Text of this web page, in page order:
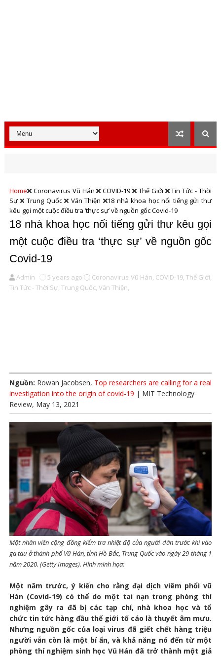
Home Coronavirus Vũ Hán COVID-19 Thế Giới
Tin Tức - Thời
Sự
Trung Quốc Văn Thiện
18 nhà khoa học nổi tiếng gửi thư
kêu gọi một cuộc điều tra ‘thực sự’ về nguồn gốc Covid-19
18 nhà khoa học nổi tiếng gửi thư kêu gọi
một cuộc điều tra ‘thực sự’ về nguồn gốc
Covid-19
Admin 5 years ago Coronavirus Vũ Hán, COVID-19, Thế Giới,
Tin Tức - Thời Sự, Trung Quốc, Văn Thiện,
Nguồn: Rowan Jacobsen, Top researchers are calling for a real
investigation into the origin of covid-19 | MIT Technology
Review, May 13, 2021
Một nhân viên cộng đồng kiểm tra nhiệt độ của người dân trước khi vào
ga tàu ở thành phố Vũ Hán, tỉnh Hồ Bắc, Trung Quốc vào ngày 29 tháng 1
năm 2020. (Getty Images). Hình minh họa:
Một năm trước, ý kiến cho rằng đại dịch viêm phổi vũ
Hán (Covid-19) có thể do một tai nạn trong phòng thí
nghiệm gây ra đã bị các tạp chí, nhà khoa học và tổ
chức tin tức hàng đầu thế giới tố cáo là thuyết âm mưu.
Nhưng nguồn gốc của loại virus đã giết chết hàng triệu
người vẫn còn là một bí ẩn, và khả năng nó đến từ một
phòng thí nghiệm sinh học Vũ Hán đã trở thành một giả